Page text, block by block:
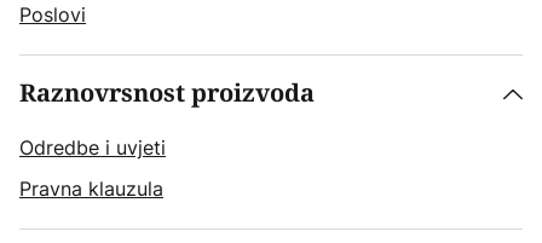
Poslovi
Raznovrsnost proizvoda
Odredbe i uvjeti
Pravna klauzula